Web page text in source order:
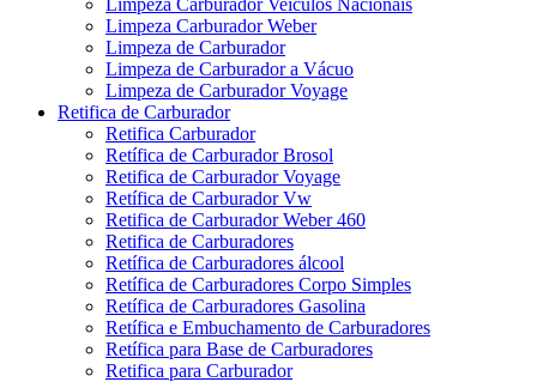
Limpeza Carburador Veículos Nacionais
Limpeza Carburador Weber
Limpeza de Carburador
Limpeza de Carburador a Vácuo
Limpeza de Carburador Voyage
Retifica de Carburador
Retifica Carburador
Retífica de Carburador Brosol
Retifica de Carburador Voyage
Retífica de Carburador Vw
Retifica de Carburador Weber 460
Retifica de Carburadores
Retífica de Carburadores álcool
Retífica de Carburadores Corpo Simples
Retífica de Carburadores Gasolina
Retífica e Embuchamento de Carburadores
Retífica para Base de Carburadores
Retifica para Carburador